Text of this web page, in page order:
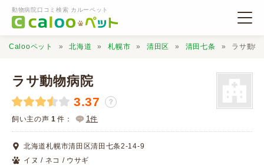
動物病院口コミ検索 カルーペット
動物病院検索
口コミ検索
Calooペット 北海道 札幌市 清田区 清田七条 ラサ動物
ラサ動物病院
3.37 ？
飼い主の声 1 件： 1件
北海道札幌市清田区清田七条2-14-9
イヌ / ネコ / ウサギ